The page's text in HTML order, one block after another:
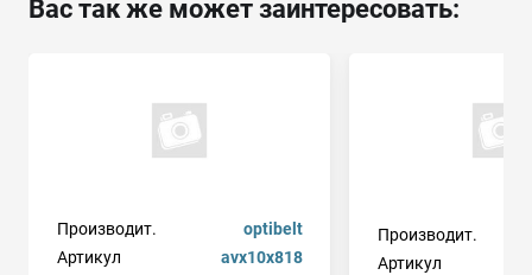
Вас так же может заинтересовать:
Производит.
optibelt
Артикул
avx10x818
Производит.
Артикул